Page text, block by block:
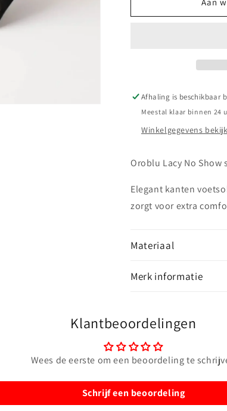
Lacy
siliconen
hielstrip
SALE
Lacy
SALE
Aan
Afhaling is beschikbaar
Meestal klaar binnen 24
Winkelgegevens
Oroblu Lacy No
Elegant kanten
zorgt voor extra
Materiaal
Merk informatie
Klantbeoordelingen
Wees de eerste om een beoordeling te
Schrijf een beoordeling